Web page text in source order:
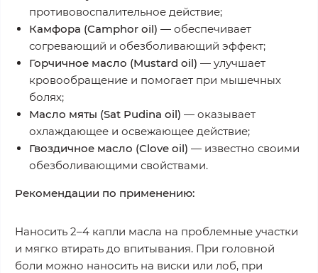
противовоспалительное действие;
Камфора (Camphor oil) — обеспечивает
согревающий и обезболивающий эффект;
Горчичное масло (Mustard oil) — улучшает
кровообращение и помогает при мышечных
болях;
Масло мяты (Sat Pudina oil) — оказывает
охлаждающее и освежающее действие;
Гвоздичное масло (Clove oil) — известно своими
обезболивающими свойствами.
Рекомендации по применению:
Наносить 2–4 капли масла на проблемные участки
и мягко втирать до впитывания. При головной
боли можно наносить на виски или лоб, при